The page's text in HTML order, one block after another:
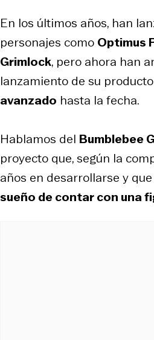
En los últimos años, han
personajes como Optimus
Grimlock, pero ahora han
lanzamiento de su
avanzado hasta la fecha.
Hablamos del Bumblebee
proyecto que, según la
años en desarrollarse y
sueño de contar con una